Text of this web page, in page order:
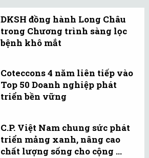
DKSH đồng hành Long Châu
trong Chương trình sàng lọc
bệnh khô mắt
Coteccons 4 năm liên tiếp vào
Top 50 Doanh nghiệp phát
triển bền vững
C.P. Việt Nam chung sức phát
triển mảng xanh, nâng cao
chất lượng sống cho cộng ...